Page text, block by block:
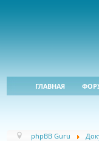
ГЛАВНАЯ
phpBB Guru